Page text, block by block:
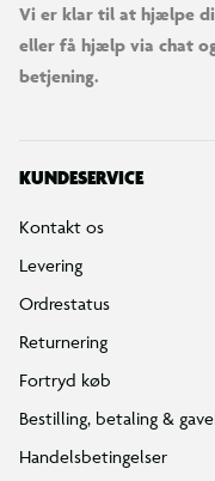
Vi er klar til at hjælpe
eller få hjælp via chat
betjening.
KUNDESERVICE
Kontakt os
Levering
Ordrestatus
Returnering
Fortryd køb
Bestilling, betaling &
Handelsbetingelser